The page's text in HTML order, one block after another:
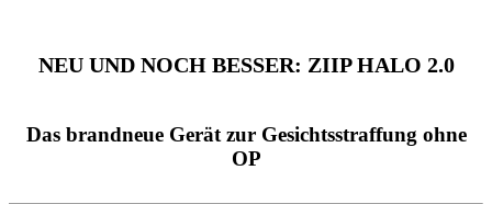
NEU UND NOCH BESSER: ZIIP HALO 2.0
Das brandneue Gerät zur Gesichtsstraffung ohne
OP